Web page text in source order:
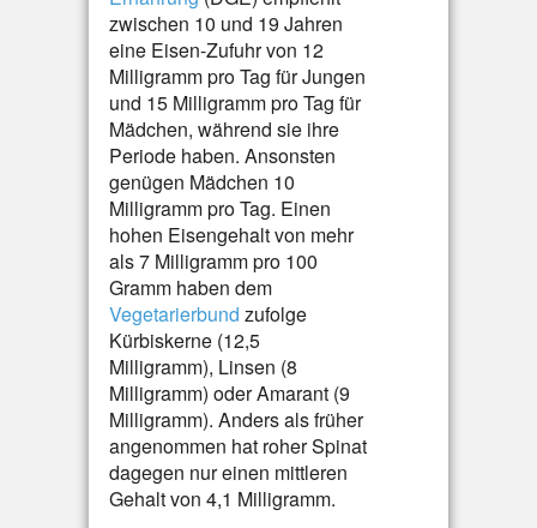
zwischen 10 und 19 Jahren
eine Eisen-Zufuhr von 12
Milligramm pro Tag für Jungen
und 15 Milligramm pro Tag für
Mädchen, während sie ihre
Periode haben. Ansonsten
genügen Mädchen 10
Milligramm pro Tag. Einen
hohen Eisengehalt von mehr
als 7 Milligramm pro 100
Gramm haben dem
Vegetarierbund zufolge
Kürbiskerne (12,5
Milligramm), Linsen (8
Milligramm) oder Amarant (9
Milligramm). Anders als früher
angenommen hat roher Spinat
dagegen nur einen mittleren
Gehalt von 4,1 Milligramm.